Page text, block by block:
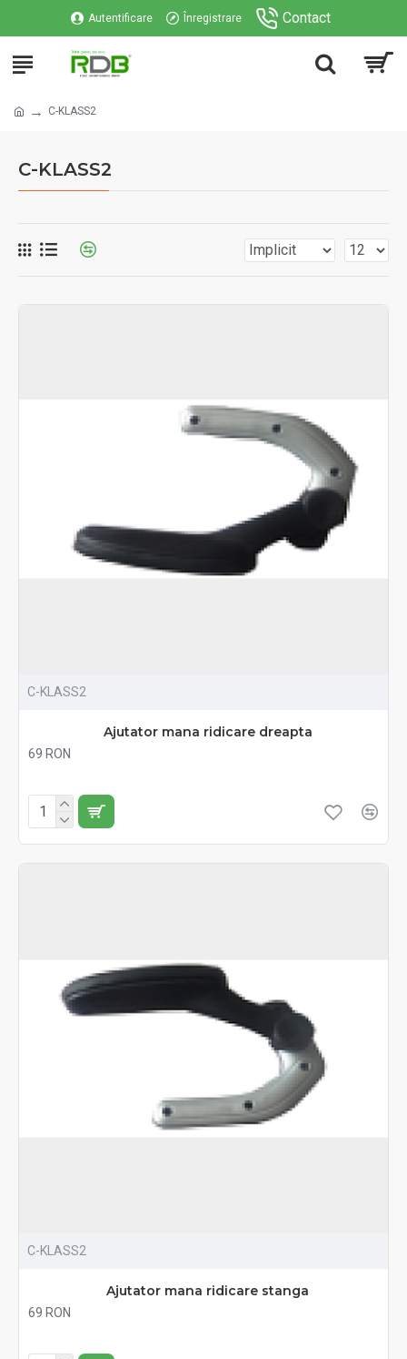
Autentificare Înregistrare Contact
C-KLASS2
C-KLASS2
C-KLASS2
Ajutator mana ridicare dreapta
69 RON
C-KLASS2
Ajutator mana ridicare stanga
69 RON